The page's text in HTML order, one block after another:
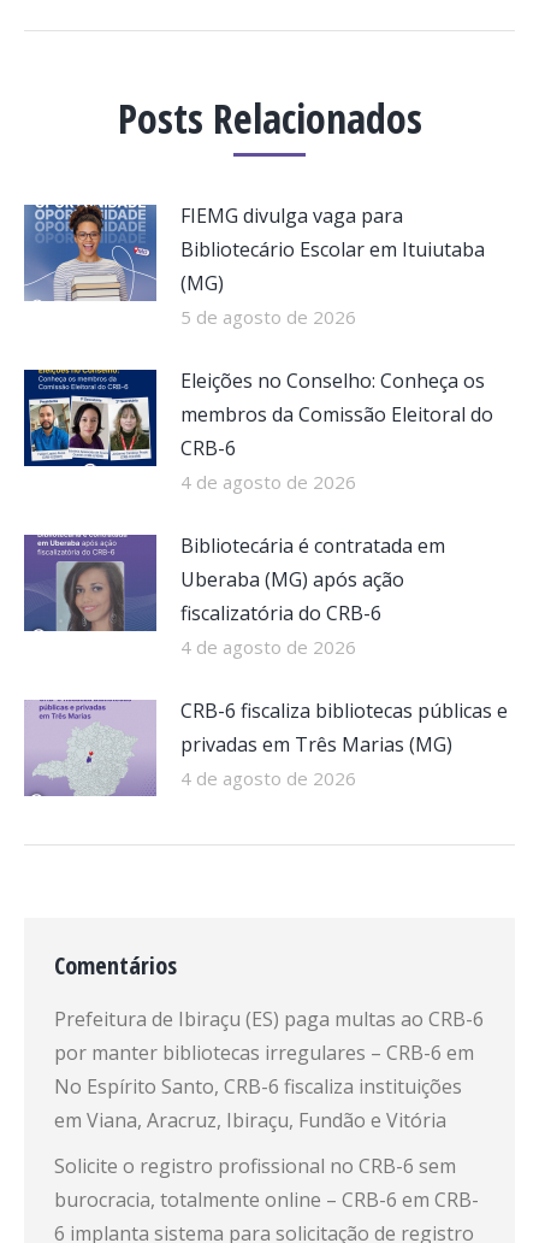
Posts Relacionados
FIEMG divulga vaga para
Bibliotecário Escolar em Ituiutaba
(MG)
5 de agosto de 2026
Eleições no Conselho: Conheça os
membros da Comissão Eleitoral do
CRB-6
4 de agosto de 2026
Bibliotecária é contratada em
Uberaba (MG) após ação
fiscalizatória do CRB-6
4 de agosto de 2026
CRB-6 fiscaliza bibliotecas públicas e
privadas em Três Marias (MG)
4 de agosto de 2026
Comentários
Prefeitura de Ibiraçu (ES) paga multas ao CRB-6
por manter bibliotecas irregulares – CRB-6 em
No Espírito Santo, CRB-6 fiscaliza instituições
em Viana, Aracruz, Ibiraçu, Fundão e Vitória
Solicite o registro profissional no CRB-6 sem
burocracia, totalmente online – CRB-6 em CRB-
6 implanta sistema para solicitação de registro